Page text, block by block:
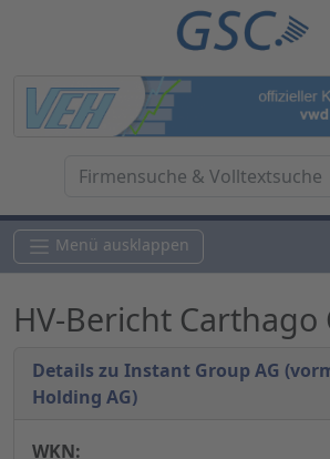
Menü ausklappen
HV-Bericht Carthago
Details zu Instant Group AG
Holding AG)
WKN: